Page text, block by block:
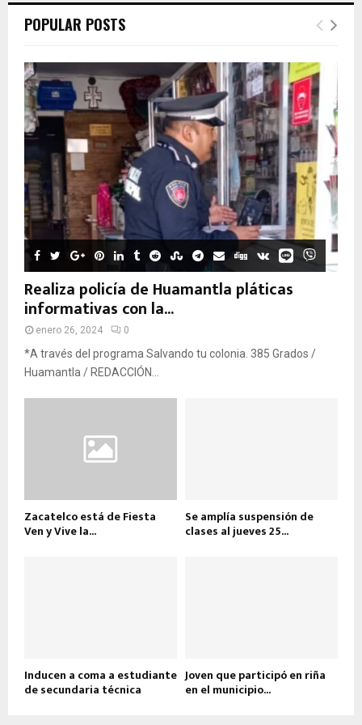
POPULAR POSTS
Realiza policía de Huamantla pláticas
informativas con la...
enero 26, 2024 0
*A través del programa Salvando tu colonia. 385 Grados /
Huamantla / REDACCIÓN...
Zacatelco está de Fiesta
Ven y Vive la...
Se amplía suspensión de
clases al jueves 25...
Inducen a coma a estudiante
de secundaria técnica
Joven que participó en riña
en el municipio...